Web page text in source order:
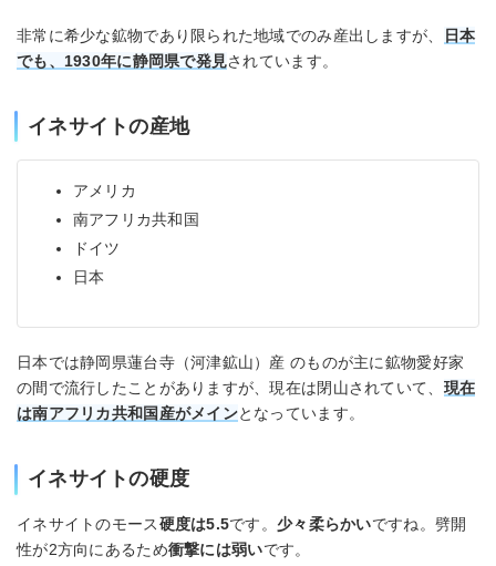
非常に希少な鉱物であり限られた地域でのみ産出しますが、
日本
でも、1930年に静岡県で発見されています。
イネサイトの産地
アメリカ
南アフリカ共和国
ドイツ
日本
日本では静岡県蓮台寺（河津鉱山）産 のものが主に鉱物愛好家
の間で流行したことがありますが、現在は閉山されていて、 現在
は南アフリカ共和国産がメインとなっています。
イネサイトの硬度
イネサイトのモース硬度は5.5です。 少々柔らかいですね。劈開
性が2方向にあるため衝撃には弱いです。